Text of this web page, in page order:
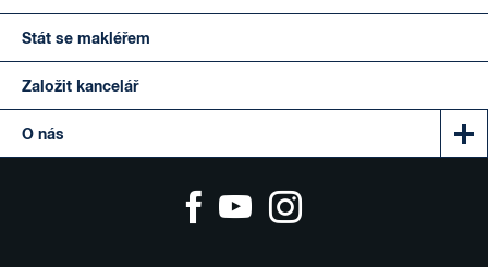
Stát se makléřem
Založit kancelář
O nás